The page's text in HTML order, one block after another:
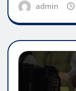
admin